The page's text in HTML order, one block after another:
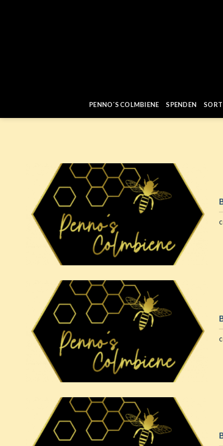
PENNO´S COLMBIENE SPENDEN
Honig-Joghurt-Müsli-
Bowl:
coming soon…